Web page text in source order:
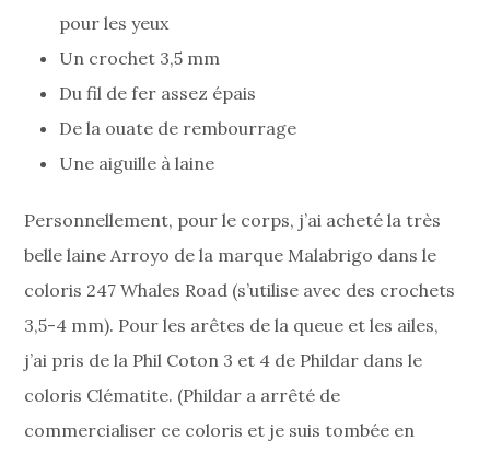
pour les yeux
Un crochet 3,5 mm
Du fil de fer assez épais
De la ouate de rembourrage
Une aiguille à laine
Personnellement, pour le corps, j’ai acheté la très
belle laine Arroyo de la marque Malabrigo dans le
coloris 247 Whales Road (s’utilise avec des crochets
3,5-4 mm). Pour les arêtes de la queue et les ailes,
j’ai pris de la Phil Coton 3 et 4 de Phildar dans le
coloris Clématite. (Phildar a arrêté de
commercialiser ce coloris et je suis tombée en